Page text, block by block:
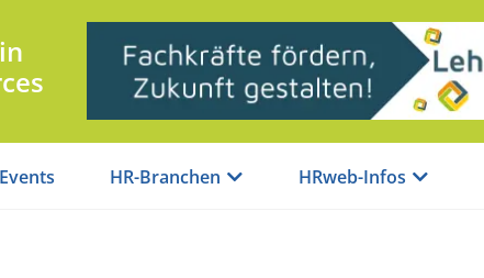
HR-Branchen HRweb-Infos